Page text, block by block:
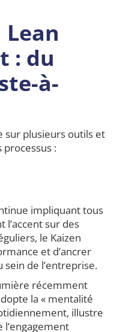
: du
à-
sur plusieurs outils et
:
impliquant tous
l’accent sur des
le Kaizen
et d’ancrer
sein de l’entreprise.
récemment
la « mentalité
illustre